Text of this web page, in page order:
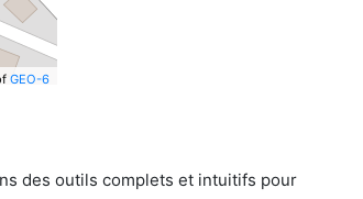
GEO-6
des outils complets et intuitifs pour